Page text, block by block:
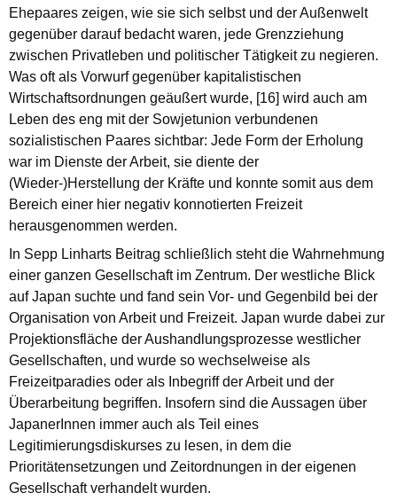
Ehepaares zeigen, wie sie sich selbst und der Außenwelt
gegenüber darauf bedacht waren, jede Grenzziehung
zwischen Privatleben und politischer Tätigkeit zu negieren.
Was oft als Vorwurf gegenüber kapitalistischen
Wirtschaftsordnungen geäußert wurde, [16] wird auch am
Leben des eng mit der Sowjetunion verbundenen
sozialistischen Paares sichtbar: Jede Form der Erholung
war im Dienste der Arbeit, sie diente der
(Wieder-)Herstellung der Kräfte und konnte somit aus dem
Bereich einer hier negativ konnotierten Freizeit
herausgenommen werden.
In Sepp Linharts Beitrag schließlich steht die Wahrnehmung
einer ganzen Gesellschaft im Zentrum. Der westliche Blick
auf Japan suchte und fand sein Vor- und Gegenbild bei der
Organisation von Arbeit und Freizeit. Japan wurde dabei zur
Projektionsfläche der Aushandlungsprozesse westlicher
Gesellschaften, und wurde so wechselweise als
Freizeitparadies oder als Inbegriff der Arbeit und der
Überarbeitung begriffen. Insofern sind die Aussagen über
JapanerInnen immer auch als Teil eines
Legitimierungsdiskurses zu lesen, in dem die
Prioritätensetzungen und Zeitordnungen in der eigenen
Gesellschaft verhandelt wurden.